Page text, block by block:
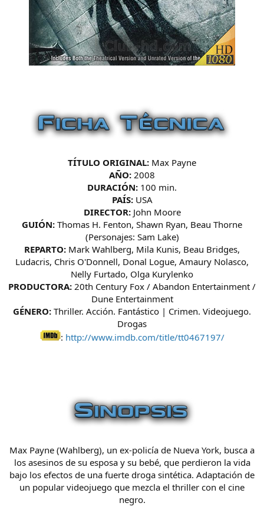
TÍTULO ORIGINAL: Max Payne
AÑO: 2008
DURACIÓN: 100 min.
PAÍS:USA
DIRECTOR:John Moore
GUIÓN: Thomas H. Fenton, Shawn Ryan, Beau Thorne
(Personajes: Sam Lake)
REPARTO: Mark Wahlberg, Mila Kunis, Beau Bridges,
Ludacris, Chris O'Donnell, Donal Logue, Amaury Nolasco,
Nelly Furtado, Olga Kurylenko
PRODUCTORA: 20th Century Fox / Abandon Entertainment /
Dune Entertainment
GÉNERO: Thriller. Acción. Fantástico | Crimen. Videojuego.
Drogas
: http://www.imdb.com/title/tt0467197/
Max Payne (Wahlberg), un ex-policía de Nueva York, busca a
los asesinos de su esposa y su bebé, que perdieron la vida
bajo los efectos de una fuerte droga sintética. Adaptación de
un popular videojuego que mezcla el thriller con el cine
negro.